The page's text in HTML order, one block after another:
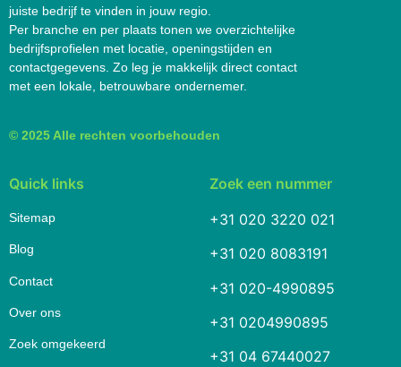
juiste bedrijf te vinden in jouw regio.
Per branche en per plaats tonen we overzichtelijke
bedrijfsprofielen met locatie, openingstijden en
contactgegevens. Zo leg je makkelijk direct contact
met een lokale, betrouwbare ondernemer.
© 2025 Alle rechten voorbehouden
Quick links
Sitemap
Blog
Contact
Over ons
Zoek omgekeerd
Zoek een nummer
+31 020 3220 021
+31 020 8083191
+31 020-4990895
+31 0204990895
+31 04 67440027